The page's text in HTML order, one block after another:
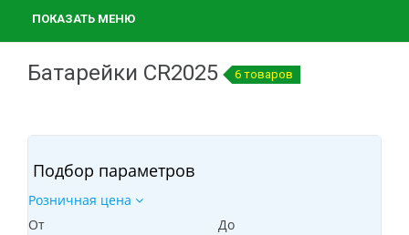
ПОКАЗАТЬ МЕНЮ
Батарейки CR2025 6 товаров
Подбор параметров
Розничная цена
От
До